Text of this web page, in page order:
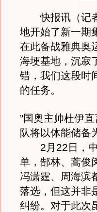
快报讯（记者
地开始了新一期
在此备战雅典奥
海埂基地，沉寂
错，我们这段时
的任务。
”国奥主帅杜伊
队将以体能储备
2月22日，中
单，郜林、蒿俊
冯潇霆、周海滨
落选，但这并非
纠纷。对于此次